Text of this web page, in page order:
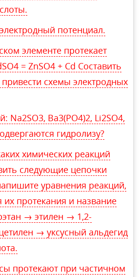
потенциал.
элементе протекает
= ZnSO4 + Cd Составить
привести схемы электродных
Na2SO3, Ba3(PO4)2, Li2SO4,
гидролизу?
химических реакций
следующие цепочки
уравнения реакций,
их протекания и название
→ этилен → 1,2-
→ уксусный альдегид
протекают при частичном